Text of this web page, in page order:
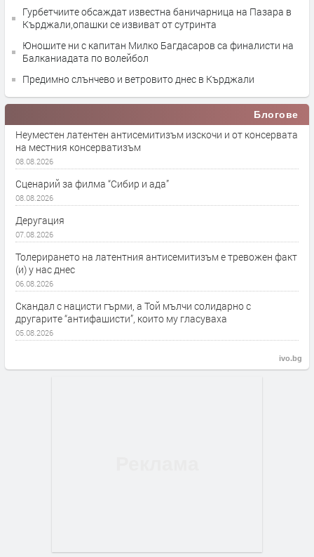
Гурбетчиите обсаждат известна баничарница на Пазара в
Кърджали,опашки се извиват от сутринта
Юношите ни с капитан Милко Багдасаров са финалисти на
Балканиадата по волейбол
Предимно слънчево и ветровито днес в Кърджали
Блогове
Неуместен латентен антисемитизъм изскочи и от консервата
на местния консерватизъм
08.08.2026
Сценарий за филма “Сибир и ада”
08.08.2026
Деругация
07.08.2026
Толерирането на латентния антисемитизъм е тревожен факт
(и) у нас днес
06.08.2026
Скандал с нацисти гърми, а Той мълчи солидарно с
другарите “антифашисти”, които му гласуваха
05.08.2026
ivo.bg